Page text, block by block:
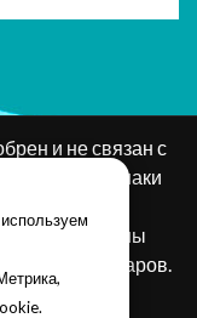
и не связан с
Товарные знаки
игр защищены
и ее лицензиаров.